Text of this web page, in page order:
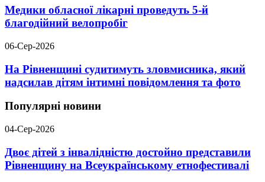
Медики обласної лікарні проведуть 5-й
благодійний велопробіг
06-Сер-2026
На Рівненщині судитимуть зловмисника, який
надсилав дітям інтимні повідомлення та фото
Популярні новини
04-Сер-2026
Двоє дітей з інвалідністю достойно представили
Рівненщину на Всеукраїнському етнофестивалі